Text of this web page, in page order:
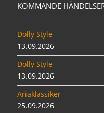
KOMMANDE
Dolly Style
13.09.2026
Dolly Style
13.09.2026
Ariaklassiker
25.09.2026